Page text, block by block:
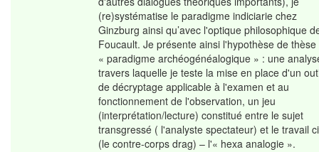
(re)systématise le paradigme indiciarie chez
Ginzburg ainsi qu’avec l'optique philosophique
Foucault. Je présente ainsi l'hypothèse de thèse
« paradigme archéogénéalogique » : une
travers laquelle je teste la mise en place d'un
de décryptage applicable à l'examen et au
fonctionnement de l'observation, un jeu
(interprétation/lecture) constitué entre le sujet
transgressé ( l'analyste spectateur) et le travail
(le contre-corps drag) – l'« hexa analogie ».